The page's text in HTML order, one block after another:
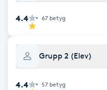
Brynplockning
Bröllopsuppsättning
4.4 67 betyg
Grupp 2 (Elev)
4.4 57 betyg